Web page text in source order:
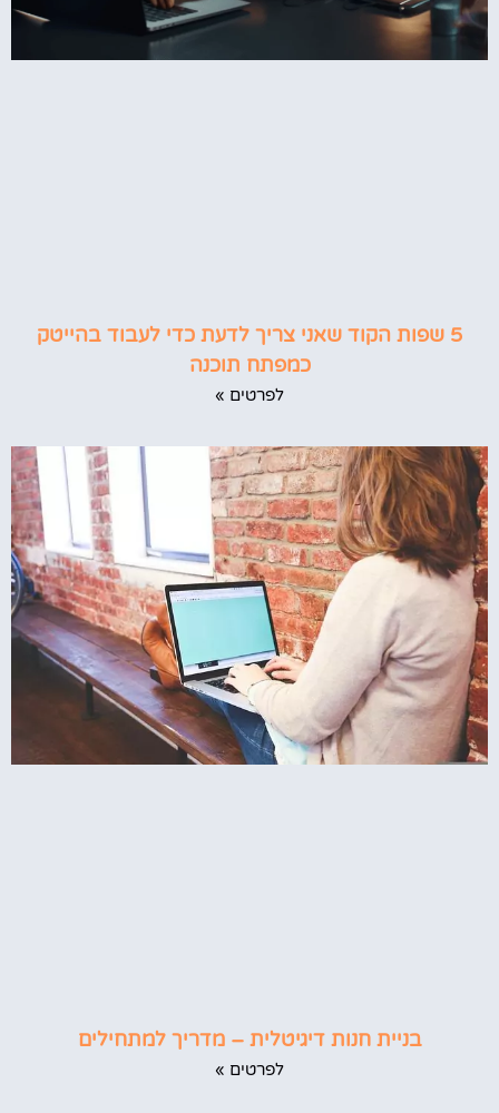
5 שפות הקוד שאני צריך לדעת כדי לעבוד בהייטק
כמפתח תוכנה
לפרטים »
בניית חנות דיגיטלית – מדריך למתחילים
לפרטים »